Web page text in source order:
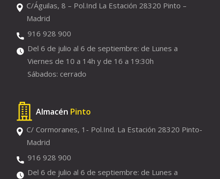
C/Águilas, 8 – Pol.Ind La Estación 28320 Pinto –
Madrid
916 928 900
Del 6 de julio al 6 de septiembre: de Lunes a
Viernes de 10 a 14h y de 16 a 19:30h
Sábados: cerrado
Almacén Pinto
C/ Cormoranes, 1- Pol.Ind. La Estación 28320 Pinto-
Madrid
916 928 900
Del 6 de julio al 6 de septiembre: de Lunes a